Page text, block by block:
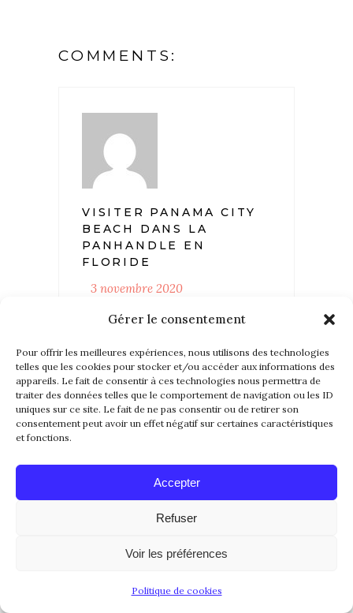
Gérer le consentement
Pour offrir les meilleures expériences, nous utilisons des technologies
telles que les cookies pour stocker et/ou accéder aux informations des
appareils. Le fait de consentir à ces technologies nous permettra de
traiter des données telles que le comportement de navigation ou les ID
uniques sur ce site. Le fait de ne pas consentir ou de retirer son
consentement peut avoir un effet négatif sur certaines caractéristiques
et fonctions.
Accepter
Refuser
Voir les préférences
Politique de cookies
COMMENTS:
VISITER PANAMA CITY
BEACH DANS LA
PANHANDLE EN
FLORIDE
3 novembre 2020
[…] en Floride, Visiter Destin
Walton, Visiter panama City
Beach, Visiter Apalachicola,
Visiter Cape San […]